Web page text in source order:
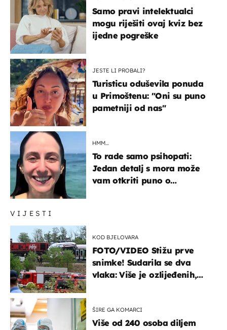
VIJESTI
KOD BJELOVARA
FOTO/VIDEO Stižu prve
snimke! Sudarila se dva
vlaka: Više je ozlijeđenih,
ŠIRE GA KOMARCI
Više od 240 osoba diljem
Samo pravi intelektualci
mogu riješiti ovaj kviz bez
ijedne pogreške
JESTE LI PROBALI?
Turisticu oduševila ponuda
u Primoštenu: "Oni su puno
pametniji od nas"
HMM…
To rade samo psihopati:
Jedan detalj s mora može
vam otkriti puno o